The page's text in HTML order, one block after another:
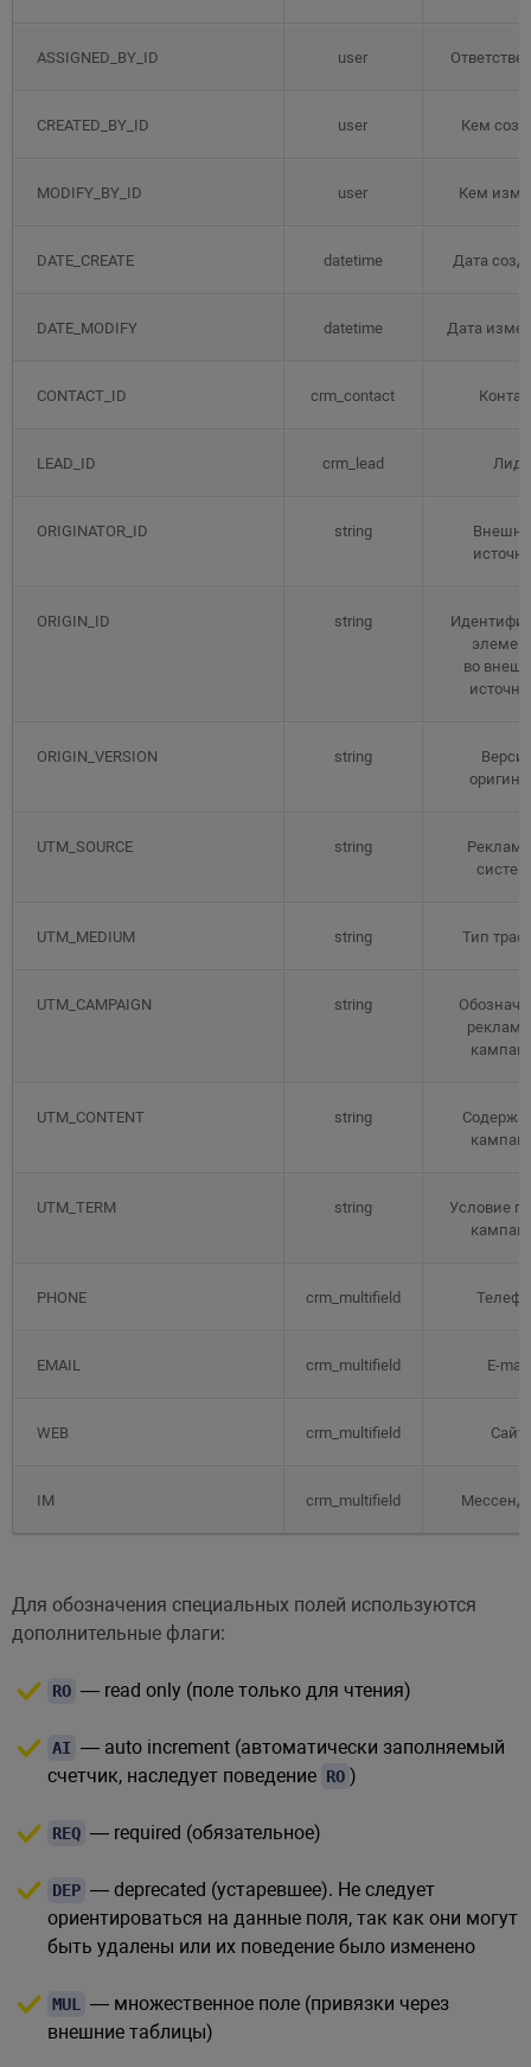
ASSIGNED_BY_ID user
CREATED_BY_ID user Кем
MODIFY_BY_ID user Кем
DATE_CREATE datetime Дата
DATE_MODIFY datetime Дата
CONTACT_ID crm_contact
LEAD_ID crm_lead Лид
ORIGINATOR_ID string
ORIGIN_ID string
во
ORIGIN_VERSION string
UTM_SOURCE string
UTM_MEDIUM string Тип
UTM_CAMPAIGN string
UTM_CONTENT string
UTM_TERM string
Условие
PHONE crm_multifield
EMAIL crm_multifield E-mail
WEB crm_multifield Сайт
IM crm_multifield
Для обозначения специальных полей используются
дополнительные флаги:
RO — read only (поле только для чтения)
AI — auto increment (автоматически заполняемый
счетчик, наследует поведение RO )
REQ — required (обязательное)
DEP — deprecated (устаревшее). Не следует
ориентироваться на данные поля, так как они могут
быть удалены или их поведение было изменено
MUL
— множественное поле (привязки через
внешние таблицы)